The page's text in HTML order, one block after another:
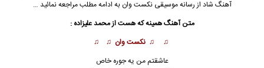
آهنگ شاد از رسانه موسیقی نکست وان به ادامه مطلب مراجعه نمائید …
متن آهنگ همینه که هست از محمد علیزاده :
♫ ♫ نکست وان ♫ ♫
عاشقتم من یه جوره خاص